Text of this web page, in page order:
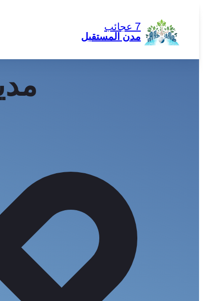
المحتوى
7 عجائب
مدن المستقبل